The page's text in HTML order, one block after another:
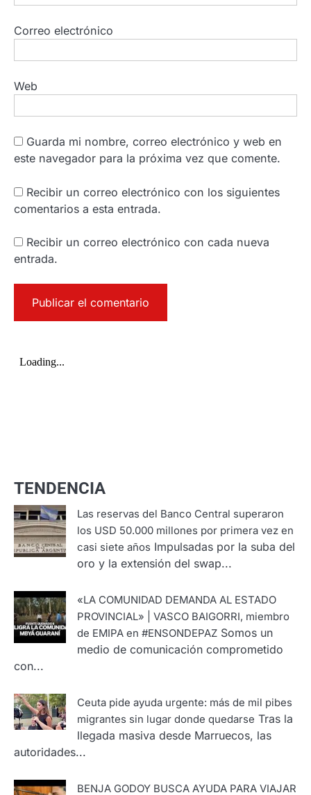
Correo electrónico
Web
Guarda mi nombre, correo electrónico y web en
este navegador para la próxima vez que comente.
Recibir un correo electrónico con los siguientes
comentarios a esta entrada.
Recibir un correo electrónico con cada nueva
entrada.
TENDENCIA
Las reservas del Banco Central superaron
los USD 50.000 millones por primera vez en
casi siete años Impulsadas por la suba del
oro y la extensión del swap...
«LA COMUNIDAD DEMANDA AL ESTADO
PROVINCIAL» | VASCO BAIGORRI, miembro
de EMIPA en #ENSONDEPAZ Somos un
medio de comunicación comprometido
con...
Ceuta pide ayuda urgente: más de mil pibes
migrantes sin lugar donde quedarse Tras la
llegada masiva desde Marruecos, las
autoridades...
BENJA GODOY BUSCA AYUDA PARA VIAJAR